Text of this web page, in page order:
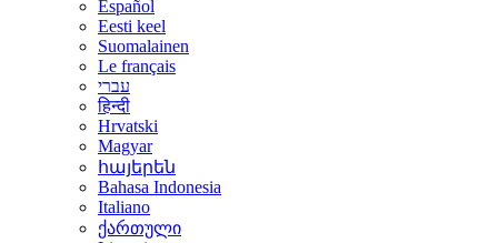
Español
Eesti keel
Suomalainen
Le français
עברי
हिन्दी
Hrvatski
Magyar
հայերեն
Bahasa Indonesia
Italiano
ქართული